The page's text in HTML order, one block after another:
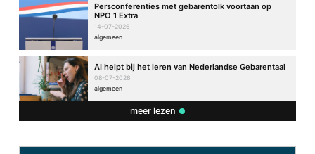
Persconferenties met gebarentolk voortaan op
NPO 1 Extra
14-07-2026
algemeen
AI helpt bij het leren van Nederlandse Gebarentaal
08-07-2026
algemeen
meer lezen